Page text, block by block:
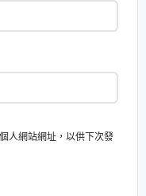
人網站網址，以供下次發